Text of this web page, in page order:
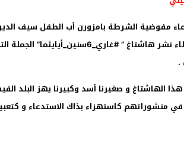
مفوضية الشرطة بامزورن أب الطفل سيف
من النشطاء نشر هاشتاغ ”
.
الهاشتاغ و صغيرنا أسد وكبيرنا يهز البلد
في منشوراتهم كاستهزاء بذاك الاستدعاء و